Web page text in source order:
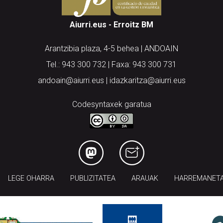
Aiurri.eus - Erroitz BM
Arantzibia plaza, 4-5 behea | ANDOAIN
Tel.: 943 300 732 | Faxa: 943 300 731
andoain@aiurri.eus | idazkaritza@aiurri.eus
Codesyntaxek garatua
LEGE OHARRA PUBLIZITATEA ARAUAK